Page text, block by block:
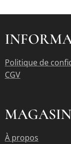
Politique de
CGV
MAGASIN
À propos